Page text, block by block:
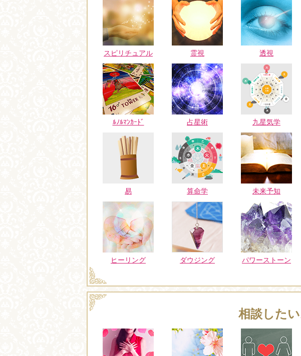
スピリチュアル 霊視 透視
ﾙﾉﾙﾏﾝｶｰﾄﾞ 占星術 九星気学
易 算命学 未来予知
ヒーリング ダウジング パワーストーン
相談した